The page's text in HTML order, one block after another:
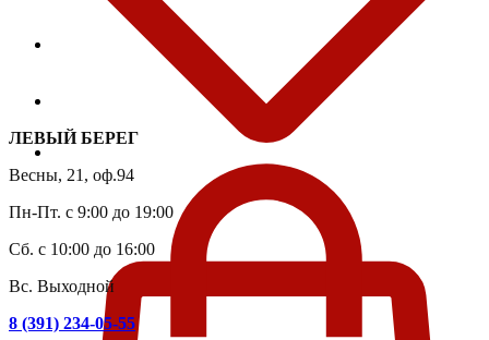
ЛЕВЫЙ БЕРЕГ
Весны, 21, оф.94
Пн-Пт. с 9:00 до 19:00
Сб. с 10:00 до 16:00
Вс. Выходной
8 (391) 234-05-55